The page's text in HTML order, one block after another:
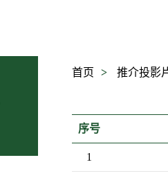
首页 推介投影
序号
1